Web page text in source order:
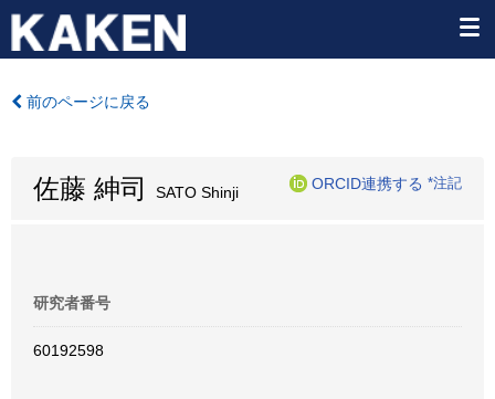
前のページに戻る
佐藤 紳司 SATO Shinji
ORCID連携する *注記
研究者番号
60192598